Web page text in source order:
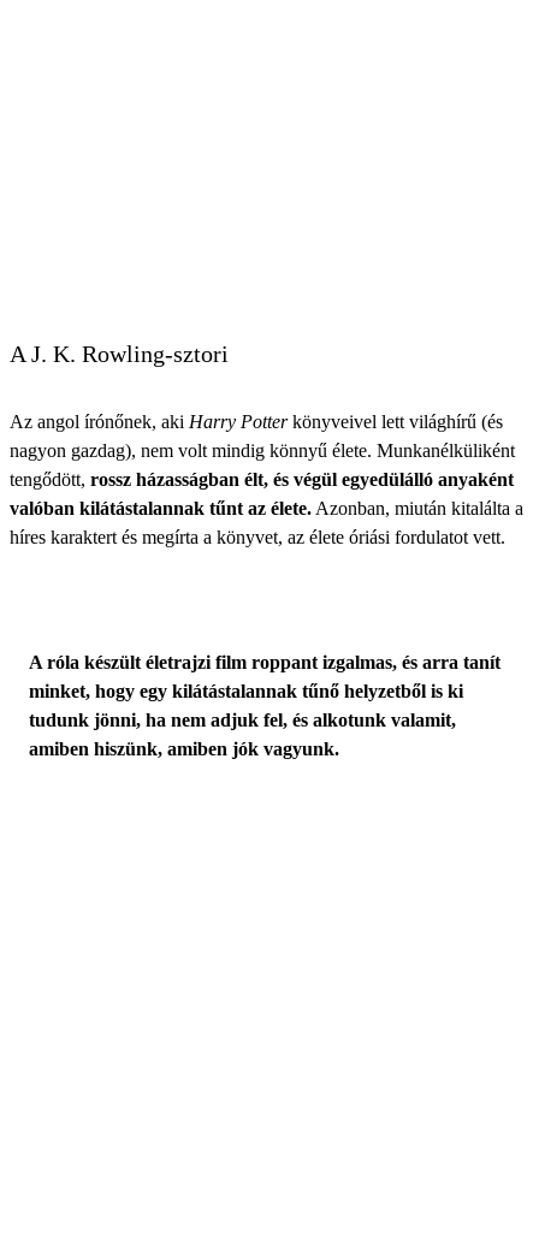
A J. K. Rowling-sztori
Az angol írónőnek, aki Harry Potterkönyveivel lett világhírű (és
nagyon gazdag), nem volt mindig könnyű élete. Munkanélküliként
tengődött, rossz házasságban élt, és végül egyedülálló anyaként
valóban kilátástalannak tűnt az élete. Azonban, miután kitalálta a
híres karaktert és megírta a könyvet, az élete óriási fordulatot vett.
A róla készült életrajzi film roppant izgalmas, és arra tanít
minket, hogy egy kilátástalannak tűnő helyzetből is ki
tudunk jönni, ha nem adjuk fel, és alkotunk valamit,
amiben hiszünk, amiben jók vagyunk.